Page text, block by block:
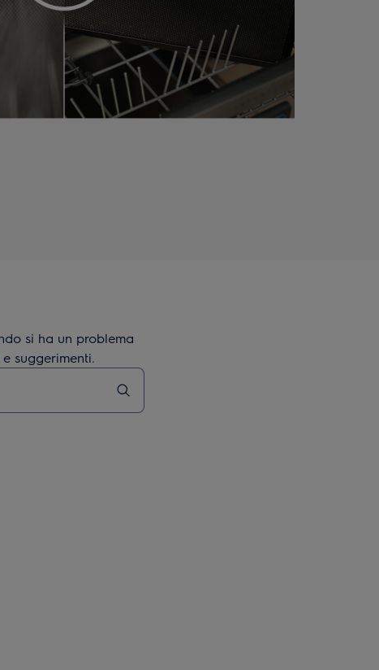
si ha un problema
suggerimenti.